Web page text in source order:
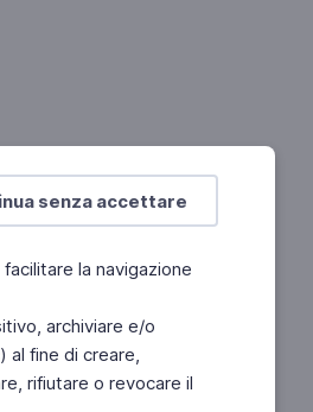
senza accettare
la navigazione
archiviare e/o
al fine di creare,
rifiutare o revocare il